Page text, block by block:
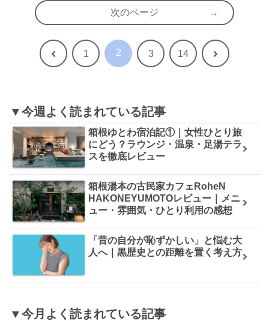
次のページ
前 1 2 3 14 次
▼今週よく読まれている記事
箱根ゆとわ宿泊記①｜女性ひとり旅
にどう？ラウンジ・温泉・足湯テラ
スを徹底レビュー
箱根湯本の古民家カフェRoheN
HAKONEYUMOTOレビュー｜メニ
ュー・雰囲気・ひとり利用の感想
「昔の自分が恥ずかしい」と悩む大
人へ｜黒歴史との距離を置く考え方
▼今月よく読まれている記事